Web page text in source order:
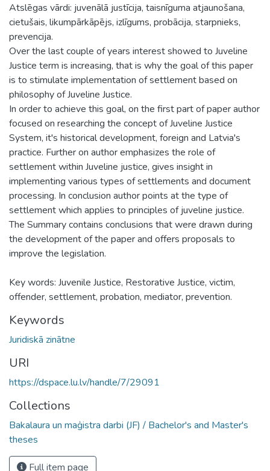
Atslēgas vārdi: juvenālā justīcija, taisnīguma atjaunošana,
cietušais, likumpārkāpējs, izlīgums, probācija, starpnieks,
prevencija.
Over the last couple of years interest showed to Juveline
Justice term is increasing, that is why the goal of this paper
is to stimulate implementation of settlement based on
philosophy of Juveline Justice.
In order to achieve this goal, on the first part of paper author
focused on researching the concept of Juveline Justice
System, it's historical development, foreign and Latvia's
practice. Further on author emphasizes the role of
settlement within Juveline justice, gives insight in
implementing various types of settlements and document
processing. In conclusion author points at the type of
settlement which applies to principles of juveline justice.
The Summary contains conclusions that were drawn during
the development of the paper and offers proposals to
improve the legislation.
Key words: Juvenile Justice, Restorative Justice, victim,
offender, settlement, probation, mediator, prevention.
Keywords
Juridiskā zinātne
URI
https://dspace.lu.lv/handle/7/29091
Collections
Bakalaura un maģistra darbi (JF) / Bachelor's and Master's
theses
Full item page